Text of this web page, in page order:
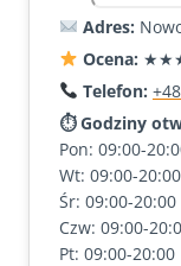
Adres:
Ocena:
Telefon:
⏱ Godziny
Pon: 09:00-
Wt: 09:00-20:00
Śr: 09:00-20:00
Czw: 09:00-
Pt: 09:00-20:00